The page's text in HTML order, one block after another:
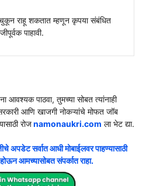
चुकून राहू शकतात म्हणून कृपया संबंधित
पाहावी.
आवश्यक पाठवा, तुमच्या सोबत त्यांनाही
आणि खाजगी नोकऱ्यांचे मोफत जॉब
रोजnamonaukri.com ला भेट द्या.
अपडेट सर्वात आधी मोबाईलवर पाहण्यासाठी
आमच्यासोबत संपर्कात राहा.